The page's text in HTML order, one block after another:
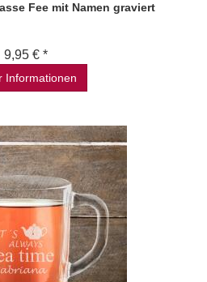
Fee mit Namen graviert
9,95 € *
Informationen